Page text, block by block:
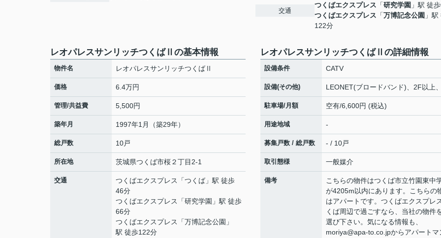
交通
つくばエクスプレス 「研究学園 」駅 徒
つくばエクスプレス 「万博記念公園 」
122分
レオパレスサンリッチつくばⅡの基本情報
物件名 レオパレスサンリッチつくばⅡ
価格 6.4万円
管理/共益費 5,500円
築年月 1997年1月（築29年）
総戸数 10戸
所在地 茨城県つくば市桜２丁目2-1
交通 つくばエクスプレス 「つくば 」駅 徒歩
46分
つくばエクスプレス
「研究学園 」駅 徒歩
66分
つくばエクスプレス
「万博記念公園 」
駅 徒歩122分
レオパレスサンリッチつくばⅡの詳細情報
設備条件 CATV
設備(その他) LEONET(ブロードバンド)、2F以上、
駐車場/月額 空有/6,600円 (税込)
用途地域 -
募集戸数 / 総戸数 - / 10戸
取引態様 一般媒介
備考
こちらの物件はつくば市立竹園東中
が4205m以内にあります。こちらの
はアパートです。つくばエクスプレ
くば周辺で過ごすなら、当社の物件
選び下さい。気になる情報も、
moriya@apa-to.co.jpからアパートマ